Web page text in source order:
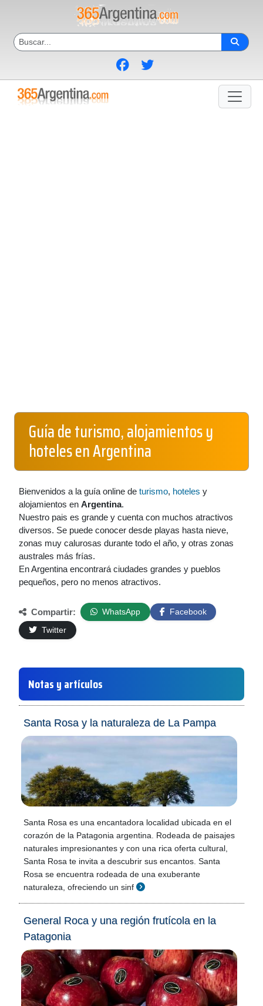
Guía de turismo, alojamientos y
hoteles en Argentina
Bienvenidos a la guía online de turismo, hoteles y
alojamientos en Argentina.
Nuestro pais es grande y cuenta con muchos atractivos
diversos. Se puede conocer desde playas hasta nieve,
zonas muy calurosas durante todo el año, y otras zonas
australes más frías.
En Argentina encontrará ciudades grandes y pueblos
pequeños, pero no menos atractivos.
Compartir: WhatsApp
Facebook
Twitter
Notas y artículos
Santa Rosa y la naturaleza de La Pampa
Santa Rosa es una encantadora localidad ubicada en el
corazón de la Patagonia argentina. Rodeada de paisajes
naturales impresionantes y con una rica oferta cultural,
Santa Rosa te invita a descubrir sus encantos. Santa
Rosa se encuentra rodeada de una exuberante
naturaleza, ofreciendo un sinf
General Roca y una región frutícola en la
Patagonia